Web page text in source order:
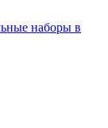
наборы в